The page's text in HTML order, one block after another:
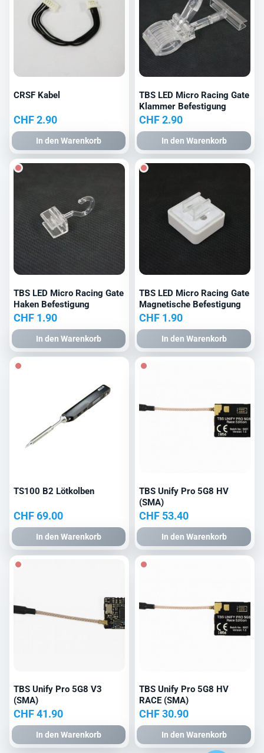
CRSF Kabel
CHF2.90
In den Warenkorb
TBS LED Micro Racing Gate
Klammer Befestigung
CHF2.90
In den Warenkorb
TBS LED Micro Racing Gate
Haken Befestigung
CHF 1.90
In den Warenkorb
TBS LED Micro Racing Gate
Magnetische Befestigung
CHF1.90
In den Warenkorb
TS100 B2 Lötkolben
CHF69.00
In den Warenkorb
TBS Unify Pro 5G8 HV
(SMA)
CHF53.40
In den Warenkorb
TBS Unify Pro 5G8 V3
(SMA)
CHF41.90
In den Warenkorb
TBS Unify Pro 5G8 HV
RACE (SMA)
CHF30.90
In den Warenkorb